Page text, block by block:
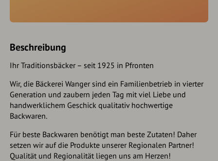
Beschreibung
Ihr Traditionsbäcker – seit 1925 in Pfronten
Wir, die Bäckerei Wanger sind ein Familienbetrieb in vierter
Generation und zaubern jeden Tag mit viel Liebe und
handwerklichem Geschick qualitativ hochwertige
Backwaren.
Für beste Backwaren benötigt man beste Zutaten! Daher
setzen wir auf die Produkte unserer Regionalen Partner!
Qualität und Regionalität liegen uns am Herzen!